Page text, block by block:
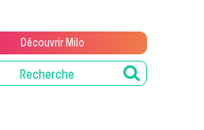
Découvrir Milo